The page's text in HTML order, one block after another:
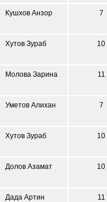
Кушхов Анзор 7
Хутов Зураб 10
Молова Зарина 11
Уметов Алихан 7
Хутов Зураб 10
Долов Азамат 10
Дада Артин 11